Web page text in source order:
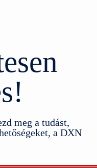
meg a tudást,
a DXN